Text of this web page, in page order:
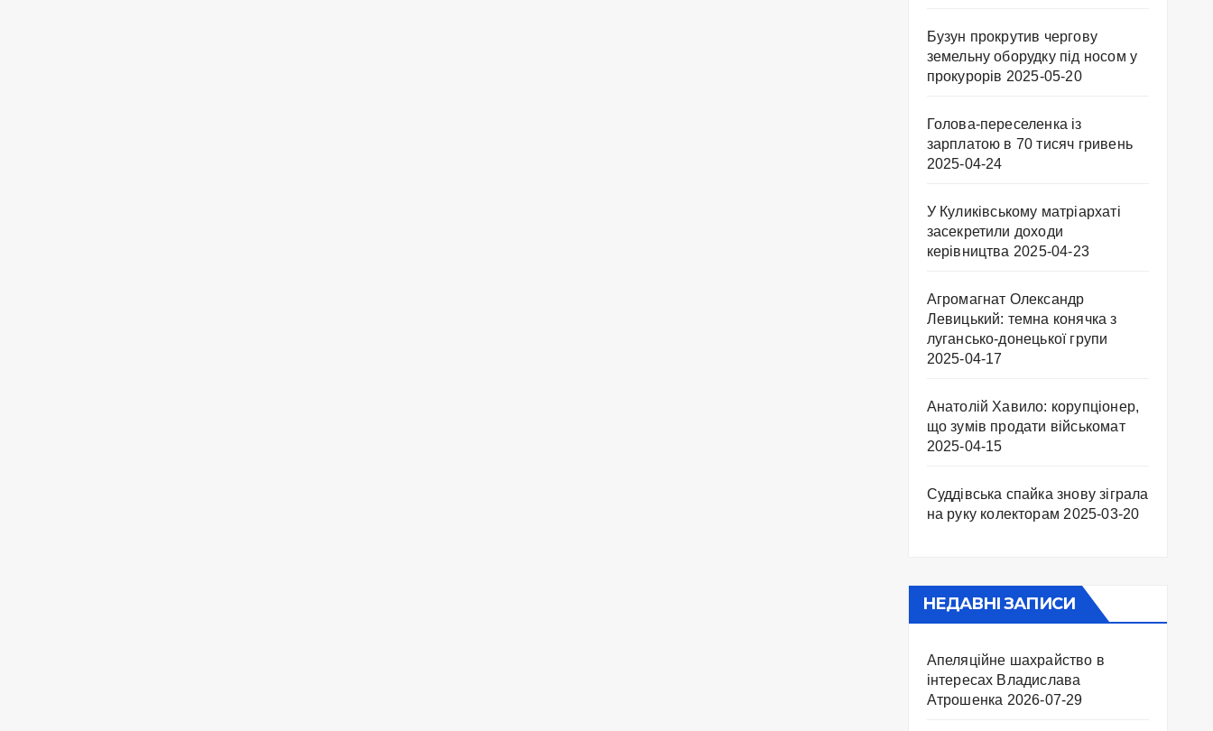
Бузун прокрутив чергову
земельну оборудку під носом у
прокурорів 2025-05-20
Голова-переселенка із
зарплатою в 70 тисяч гривень
2025-04-24
У Куликівському матріархаті
засекретили доходи
керівництва 2025-04-23
Агромагнат Олександр
Левицький: темна конячка з
лугансько-донецької групи
2025-04-17
Анатолій Хавило: корупціонер,
що зумів продати військомат
2025-04-15
Суддівська спайка знову зіграла
на руку колекторам 2025-03-20
НЕДАВНІ ЗАПИСИ
Апеляційне шахрайство в
інтересах Владислава
Атрошенка 2026-07-29